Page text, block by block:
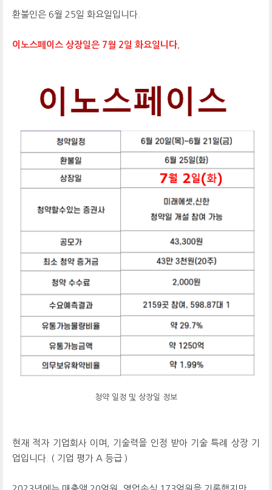
환불인은 6월 25일 화요일입니다.
이노스페이스 상장일은 7월 2일 화요일니다.
청약 일정 및 상장일 정보
현재 적자 기업회사 이며, 기술력을 인정 받아 기술 특례 상장 기
업입니다. ( 기업 평가 A 등급 )